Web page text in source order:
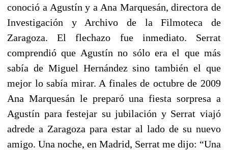
conoció a Agustín y a Ana Marquesán, directora de
Investigación y Archivo de la Filmoteca de
Zaragoza. El flechazo fue inmediato. Serrat
comprendió que Agustín no sólo era el que más
sabía de Miguel Hernández sino también el que
mejor lo sabía mirar. A finales de octubre de 2009
Ana Marquesán le preparó una fiesta sorpresa a
Agustín para festejar su jubilación y Serrat viajó
adrede a Zaragoza para estar al lado de su nuevo
amigo. Una noche, en Madrid, Serrat me dijo: “Una